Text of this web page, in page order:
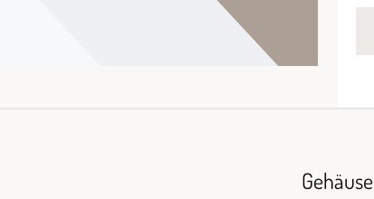
Gehäuse